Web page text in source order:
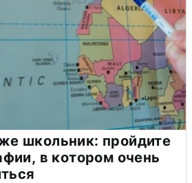
школьник: пройдите
в котором очень